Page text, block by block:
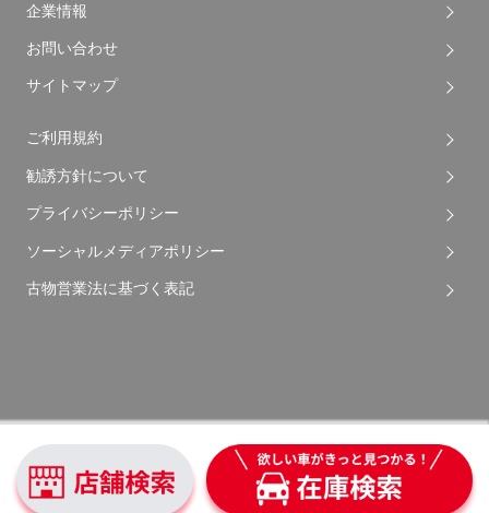
企業情報
お問い合わせ
サイトマップ
ご利用規約
勧誘方針について
プライバシーポリシー
ソーシャルメディアポリシー
古物営業法に基づく表記